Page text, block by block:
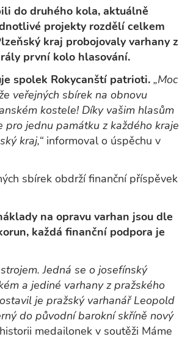
do druhého kola, aktuálně
projekty rozdělí celkem
kraj probojovaly varhany z
první kolo hlasování.
spolek Rokycanští patrioti. „Moc
veřejných sbírek na obnovu
kostele! Díky vašim hlasům
jednu památku z každého kraje
kraj,“ informoval o úspěchu v
sbírek obdrží finanční příspěvek
na opravu varhan jsou dle
každá finanční podpora je
Jedná se o josefínský
a jediné varhany z pražského
je pražský varhanář Leopold
do původní barokní skříně nový
medailonek v soutěži Máme